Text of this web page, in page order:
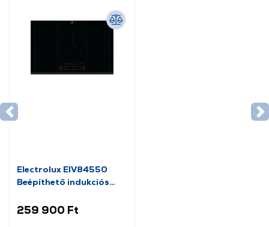
Electrolux EIV84550
Beépíthető indukciós
259 900 Ft